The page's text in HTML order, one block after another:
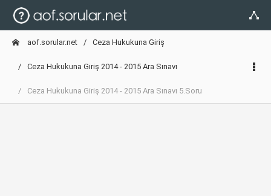
aof.sorular.net Ceza Hukukuna Giriş
Ceza Hukukuna Giriş 2014 - 2015 Ara Sınavı
Ceza Hukukuna Giriş 2014 - 2015 Ara Sınavı 5.Soru